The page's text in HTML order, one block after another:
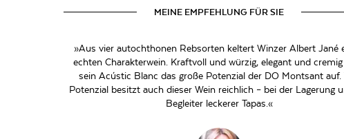
MEINE EMPFEHLUNG FÜR SIE
»Aus vier autochthonen Rebsorten keltert Winzer Albert Jané
echten Charakterwein. Kraftvoll und würzig, elegant und
sein Acústic Blanc das große Potenzial der DO Montsant auf.
Potenzial besitzt auch dieser Wein reichlich – bei der Lagerung
Begleiter leckerer Tapas.«